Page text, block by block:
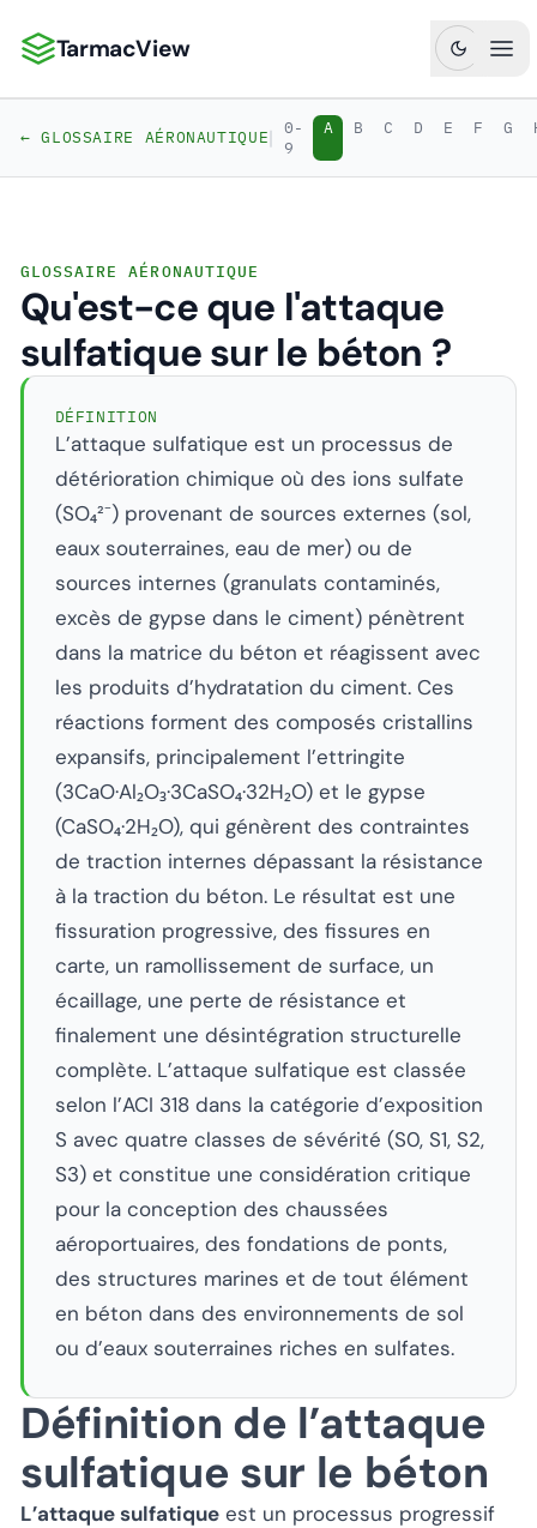
TarmacView : Analyses aéronautiques de précision
TarmacView
← GLOSSAIRE AÉRONAUTIQUE| 0-
9
A B C D E F G
GLOSSAIRE AÉRONAUTIQUE
Qu'est-ce que l'attaque
sulfatique sur le béton ?
DÉFINITION
L’attaque sulfatique est un processus de
détérioration chimique où des ions sulfate
(SO₄²⁻) provenant de sources externes (sol,
eaux souterraines, eau de mer) ou de
sources internes (granulats contaminés,
excès de gypse dans le ciment) pénètrent
dans la matrice du béton et réagissent avec
les produits d’hydratation du ciment. Ces
réactions forment des composés cristallins
expansifs, principalement l’ettringite
(3CaO·Al₂O₃·3CaSO₄·32H₂O) et le gypse
(CaSO₄·2H₂O), qui génèrent des contraintes
de traction internes dépassant la résistance
à la traction du béton. Le résultat est une
fissuration progressive, des fissures en
carte, un ramollissement de surface, un
écaillage, une perte de résistance et
finalement une désintégration structurelle
complète. L’attaque sulfatique est classée
selon l’ACI 318 dans la catégorie d’exposition
S avec quatre classes de sévérité (S0, S1, S2,
S3) et constitue une considération critique
pour la conception des chaussées
aéroportuaires, des fondations de ponts,
des structures marines et de tout élément
en béton dans des environnements de sol
ou d’eaux souterraines riches en sulfates.
Définition de l’attaque
sulfatique sur le béton
L’attaque sulfatique est un processus progressif